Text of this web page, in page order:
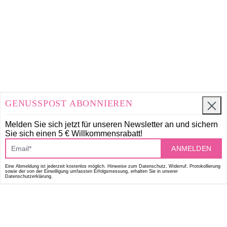
GENUSSPOST ABONNIEREN
Melden Sie sich jetzt für unseren Newsletter an und sichern
Sie sich einen 5 € Willkommensrabatt!
ANMELDEN
Eine Abmeldung ist jederzeit kostenlos möglich. Hinweise zum Datenschutz, Widerruf, Protokollierung
sowie der von der Einwilligung umfassten Erfolgsmessung, erhalten Sie in unserer
Datenschutzerklärung.